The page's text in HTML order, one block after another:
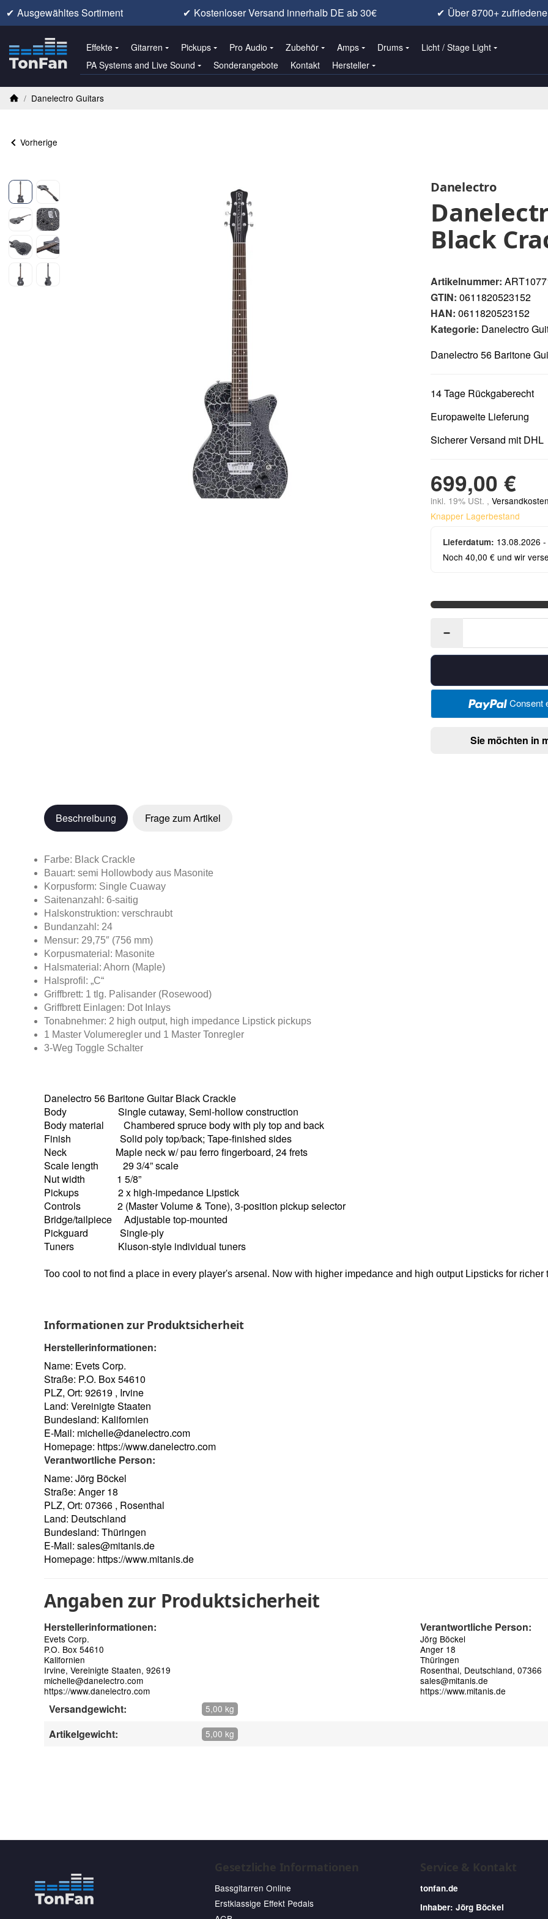
✔ Ausgewähltes Sortiment ✔ Kostenloser Versand innerhalb DE ab 30€ ✔ Über 8700+
Effekte Gitarren Pickups Pro Audio Zubehör Amps Drums
Licht / Stage Light
PA Systems and Live Sound
Sonderangebote Kontakt Hersteller
/ Danelectro Guitars
Vorherige
Danelectro
Black
Artikelnummer:
GTIN: 0611820523152
HAN: 0611820523152
Kategorie: Danelectro
Danelectro 56 Baritone
14 Tage Rückgaberecht
Europaweite Lieferung
Sicherer Versand mit DHL
699,00 €
inkl. 19% USt. ,
Knapper Lagerbestand
Lieferdatum: 13.08.2026
Noch 40,00 € und wir
Consent
Sie möchten in
Beschreibung Frage zum Artikel
Farbe: Black Crackle
Bauart: semi Hollowbody aus Masonite
Korpusform: Single Cuaway
Saitenanzahl: 6-saitig
Halskonstruktion: verschraubt
Bundanzahl: 24
Mensur: 29,75″ (756 mm)
Korpusmaterial: Masonite
Halsmaterial: Ahorn (Maple)
Halsprofil: „C“
Griffbrett: 1 tlg. Palisander (Rosewood)
Griffbrett Einlagen: Dot Inlays
Tonabnehmer: 2 high output, high impedance Lipstick pickups
1 Master Volumeregler und 1 Master Tonregler
3-Weg Toggle Schalter
Danelectro 56 Baritone Guitar Black Crackle
Body Single cutaway, Semi-hollow construction
Body material Chambered spruce body with ply top and back
Finish Solid poly top/back; Tape-finished sides
Neck Maple neck w/ pau ferro fingerboard, 24 frets
Scale length 29 3/4” scale
Nut width 1 5/8”
Pickups 2 x high-impedance Lipstick
Controls 2 (Master Volume & Tone), 3-position pickup selector
Bridge/tailpiece Adjustable top-mounted
Pickguard Single-ply
Tuners Kluson-style individual tuners
Too cool to not find a place in every player's arsenal. Now with higher impedance and high output Lipsticks for richer
Informationen zur Produktsicherheit
Herstellerinformationen:
Name: Evets Corp.
Straße: P.O. Box 54610
PLZ, Ort: 92619 , Irvine
Land: Vereinigte Staaten
Bundesland: Kalifornien
E-Mail: michelle@danelectro.com
Homepage: https://www.danelectro.com
Verantwortliche Person:
Name: Jörg Böckel
Straße: Anger 18
PLZ, Ort: 07366 , Rosenthal
Land: Deutschland
Bundesland: Thüringen
E-Mail: sales@mitanis.de
Homepage: https://www.mitanis.de
Angaben zur Produktsicherheit
Herstellerinformationen:
Evets Corp.
P.O. Box 54610
Kalifornien
Irvine, Vereinigte Staaten, 92619
michelle@danelectro.com
https://www.danelectro.com
Verantwortliche Person:
Jörg Böckel
Anger 18
Thüringen
Rosenthal, Deutschland, 07366
sales@mitanis.de
https://www.mitanis.de
Versandgewicht: 5,00 kg
Artikelgewicht: 5,00 kg
Gesetzliche Informationen
Bassgitarren Online
Erstklassige Effekt Pedals
Service & Kontakt
tonfan.de
Inhaber: Jörg Böckel